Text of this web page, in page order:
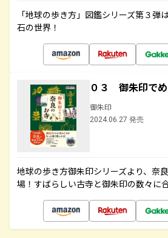
「地球の歩き方」図鑑シリーズ第３弾
石の世界！
０３ 御朱印で
御朱印
2024.06.27 発売
地球の歩き方御朱印シリーズより、奈
場！すばらしい古寺と御朱印の数々に